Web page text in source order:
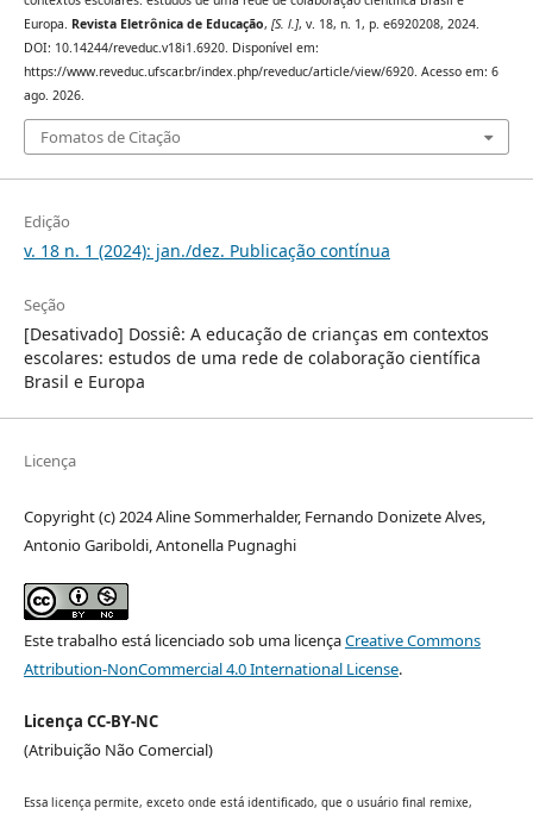
Europa. Revista Eletrônica de Educação, [S. l.], v. 18, n. 1, p. e6920208, 2024.
DOI: 10.14244/reveduc.v18i1.6920. Disponível em:
https://www.reveduc.ufscar.br/index.php/reveduc/article/view/6920. Acesso em: 6
ago. 2026.
Fomatos de Citação
Edição
v. 18 n. 1 (2024): jan./dez. Publicação contínua
Seção
[Desativado] Dossiê: A educação de crianças em contextos
escolares: estudos de uma rede de colaboração científica
Brasil e Europa
Licença
Copyright (c) 2024 Aline Sommerhalder, Fernando Donizete Alves,
Antonio Gariboldi, Antonella Pugnaghi
Este trabalho está licenciado sob uma licençaCreative Commons
Attribution-NonCommercial 4.0 International License.
Licença CC-BY-NC
(Atribuição Não Comercial)
Essa licença permite, exceto onde está identificado, que o usuário final remixe,